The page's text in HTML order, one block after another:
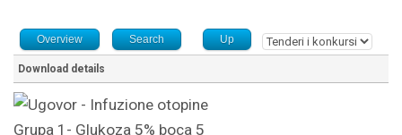
Overview Search Up
Download details